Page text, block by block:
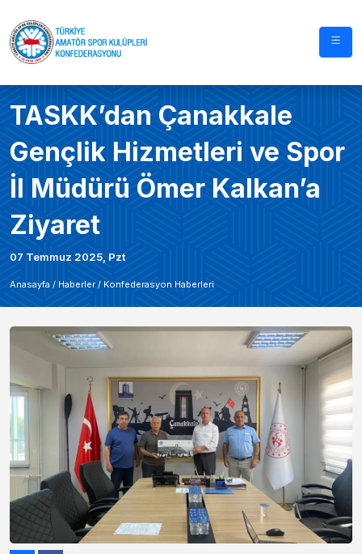
TASKK’dan Çanakkale
Gençlik Hizmetleri ve Spor
İl Müdürü Ömer Kalkan’a
Ziyaret
07 Temmuz 2025, Pzt
Anasayfa / Haberler / Konfederasyon Haberleri